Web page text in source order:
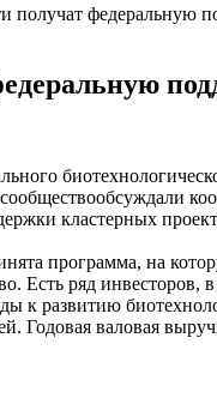
получат федеральную
кластерных
программа, на
Есть ряд
к развитию
Годовая валовая